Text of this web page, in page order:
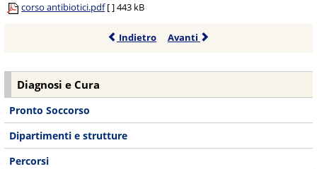
corso antibiotici.pdf [ ]443 kB
Indietro Avanti
Diagnosi e Cura
Pronto Soccorso
Dipartimenti e strutture
Percorsi